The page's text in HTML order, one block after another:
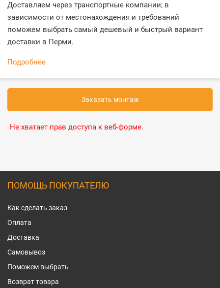
Доставляем через транспортные компании; в
зависимости от местонахождения и требований
поможем выбрать самый дешевый и быстрый вариант
доставки в Перми.
Подробнее
Заказать монтаж
Не хватает прав доступа к веб-форме.
ПОМОЩЬ ПОКУПАТЕЛЮ
Как сделать заказ
Оплата
Доставка
Самовывоз
Поможем выбрать
Возврат товара